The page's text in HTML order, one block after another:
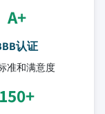
A+
认证
准和满意度
150+